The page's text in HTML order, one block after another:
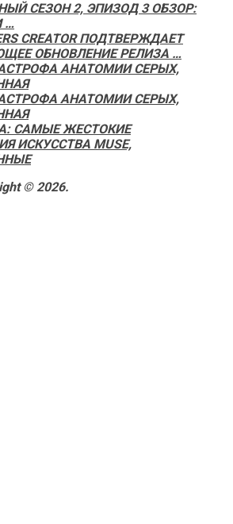
СЕЗОН 2, ЭПИЗОД 3 ОБЗОР:
…
CREATOR ПОДТВЕРЖДАЕТ
ОБНОВЛЕНИЕ РЕЛИЗА …
АНАТОМИИ СЕРЫХ,
АНАТОМИИ СЕРЫХ,
САМЫЕ ЖЕСТОКИЕ
ИСКУССТВА MUSE,
© 2026.